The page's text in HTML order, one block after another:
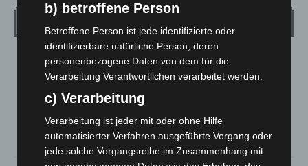
LANGENHAGEN
Mäßig Bewölkt
12
11 °
b) betroffene Person
Betroffene Person ist jede identifizierte oder
identifizierbare natürliche Person, deren
personenbezogene Daten von dem für die
Verarbeitung Verantwortlichen verarbeitet werden.
c) Verarbeitung
Verarbeitung ist jeder mit oder ohne Hilfe
automatisierter Verfahren ausgeführte Vorgang oder
jede solche Vorgangsreihe im Zusammenhang mit